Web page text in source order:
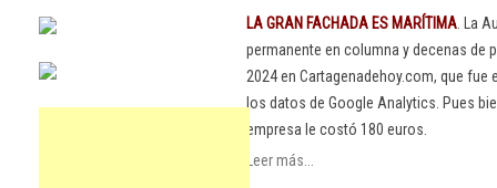
LA GRAN FACHADA ES MARÍTIMA . La
permanente en columna y decenas
2024 en Cartagenadehoy.com, que
los datos de Google Analytics. Pues
empresa le costó 180 euros.
Leer más...